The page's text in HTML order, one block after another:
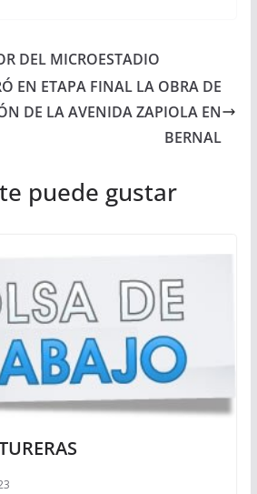
DEL MICROESTADIO
EN ETAPA FINAL LA OBRA DE
DE LA AVENIDA ZAPIOLA EN
BERNAL
puede gustar